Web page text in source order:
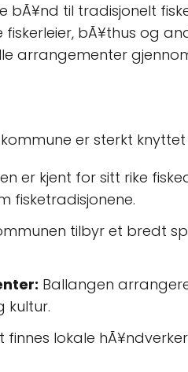
bÃ¥nd til tradisjonelt
bÃ¥thus og
arrangementer
er sterkt knyttet
er kjent for sitt rike
fisketradisjonene.
tilbyr et bredt
Ballangen
kultur.
finnes lokale